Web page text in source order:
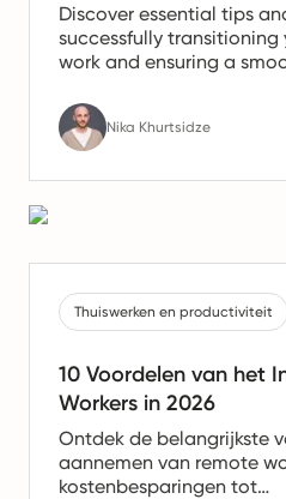
Discover essential tips
successfully
work and ensuring a
Nika Khurtsidze
Thuiswerken en productiviteit
10 Voordelen van het
Workers in 2026
Ontdek de belangrijkste
aannemen van remote
kostenbesparingen tot